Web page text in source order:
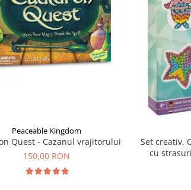
Peaceable Kingdom
Quest - Cazanul vrajitorului
150,00 RON
Set creativ,
cu